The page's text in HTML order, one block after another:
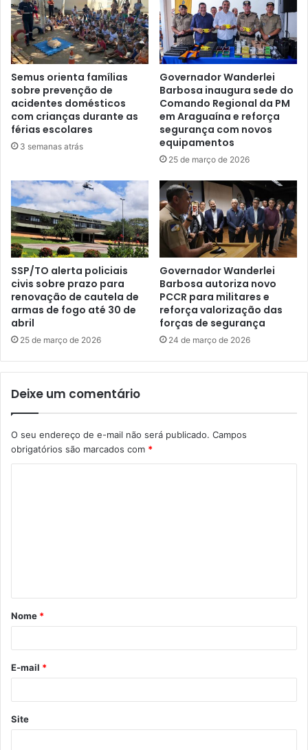
Semus orienta famílias
sobre prevenção de
acidentes domésticos
com crianças durante as
férias escolares
3 semanas atrás
Governador Wanderlei
Barbosa inaugura sede do
Comando Regional da PM
em Araguaína e reforça
segurança com novos
equipamentos
25 de março de 2026
SSP/TO alerta policiais
civis sobre prazo para
renovação de cautela de
armas de fogo até 30 de
abril
25 de março de 2026
Governador Wanderlei
Barbosa autoriza novo
PCCR para militares e
reforça valorização das
forças de segurança
24 de março de 2026
Deixe um comentário
O seu endereço de e-mail não será publicado. Campos
obrigatórios são marcados com *
á
r
*
Nome *
E-mail *
Site